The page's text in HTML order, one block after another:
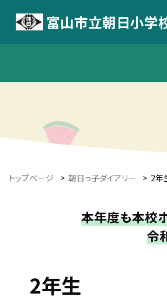
富山市立朝日小学
トップページ > 朝日っ子ダイアリー > 2年
本年度も本校
令
2年生